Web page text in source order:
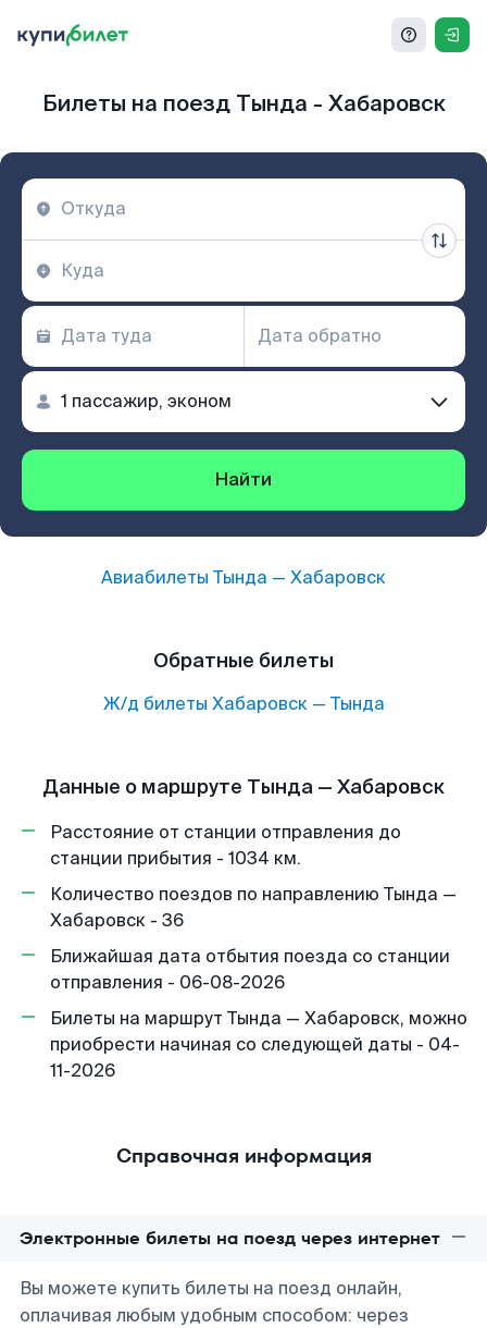
Билеты на поезд Тында - Хабаровск
Найти
Авиабилеты Тында — Хабаровск
Обратные билеты
Ж/д билеты Хабаровск— Тында
Данные о маршруте Тында — Хабаровск
Расстояние от станции отправления до
станции прибытия - 1034 км.
Количество поездов по направлению Тында —
Хабаровск - 36
Ближайшая дата отбытия поезда со станции
отправления - 06-08-2026
Билеты на маршрут Тында — Хабаровск, можно
приобрести начиная со следующей даты - 04-
11-2026
Справочная информация
Электронные билеты на поезд через интернет
Вы можете купить билеты на поезд онлайн,
оплачивая любым удобным способом: через